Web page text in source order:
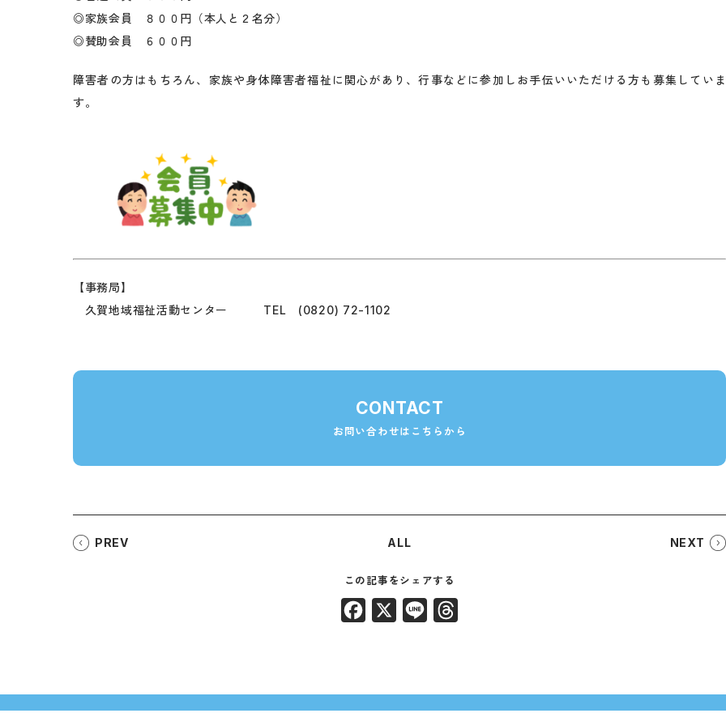
◎家族会員 ８００円（本人と２名分）
◎賛助会員 ６００円
障害者の方はもちろん、家族や身体障害者福祉に関心があり、行事などに参加しお手伝いいただける方も募集していま
す。
【事務局】
久賀地域福祉活動センター TEL (0820) 72-1102
CONTACT
お問い合わせはこちらから
PREV ALL NEXT
Facebook
X Line